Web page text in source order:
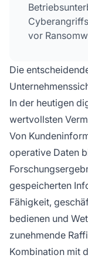
vor
und
Die
In der heutigen
wertvollsten
Von
operative Daten
gespeicherten
Fähigkeit,
bedienen und
zunehmende
Kombination mit